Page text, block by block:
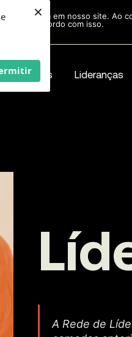
×
Conteúdos Lideranças
A Rede de
experiência em nosso site. Ao
acordo com isso.